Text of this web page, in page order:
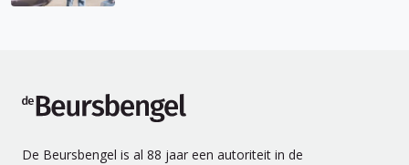
De Beursbengel is al 88 jaar een autoriteit in de